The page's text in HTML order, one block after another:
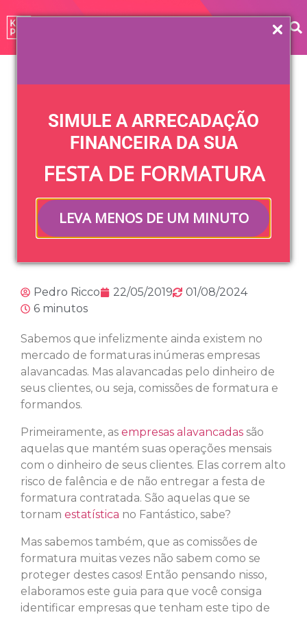
SIMULE A ARRECADAÇÃO
FINANCEIRA DA SUA
FESTA DE FORMATURA
LEVA MENOS DE UM MINUTO
Home»Blog»Gestão Financeira»Como identificar se
Como identificar
se a empresa tem
um Banco de
Pedro Ricco 22/05/2019
01/08/2024
6 minutos
Sabemos que infelizmente ainda existem no
mercado de formaturas inúmeras empresas
alavancadas. Mas alavancadas pelo dinheiro de
seus clientes, ou seja, comissões de formatura e
formandos.
Primeiramente, as empresas alavancadas são
aquelas que mantém suas operações mensais
com o dinheiro de seus clientes. Elas correm alto
risco de falência e de não entregar a festa de
formatura contratada. São aquelas que se
tornam estatística no Fantástico, sabe?
Mas sabemos também, que as comissões de
formatura muitas vezes não sabem como se
proteger destes casos! Então pensando nisso,
elaboramos este guia para que você consiga
identificar empresas que tenham este tipo de